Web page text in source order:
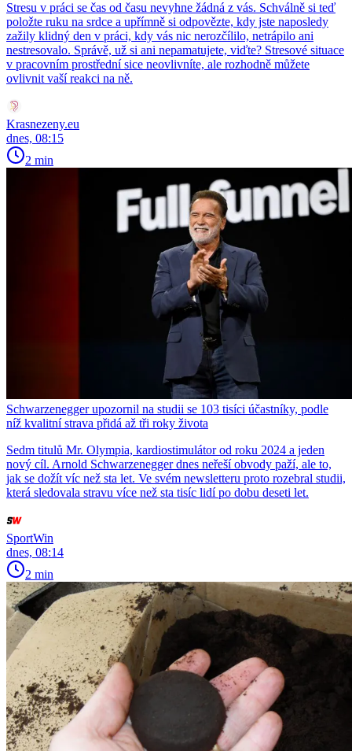
Stresu v práci se čas od času nevyhne žádná z vás. Schválně si teď
položte ruku na srdce a upřímně si odpovězte, kdy jste naposledy
zažily klidný den v práci, kdy vás nic nerozčílilo, netrápilo ani
nestresovalo. Správě, už si ani nepamatujete, viďte? Stresové situace
v pracovním prostřední sice neovlivníte, ale rozhodně můžete
ovlivnit vaší reakci na ně.
Krasnezeny.eu
dnes, 08:15
2 min
Schwarzenegger upozornil na studii se 103 tisíci účastníky, podle
níž kvalitní strava přidá až tři roky života
Sedm titulů Mr. Olympia, kardiostimulátor od roku 2024 a jeden
nový cíl. Arnold Schwarzenegger dnes neřeší obvody paží, ale to,
jak se dožít víc než sta let. Ve svém newsletteru proto rozebral studii,
která sledovala stravu více než sta tisíc lidí po dobu deseti let.
SportWin
dnes, 08:14
2 min